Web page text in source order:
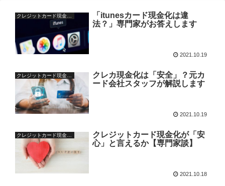
クレジットカード現金化の疑問
「itunesカード現金化は違
法？」専門家がお答えします
2021.10.19
クレジットカード現金化の基本
クレカ現金化は「安全」？元カ
ード会社スタッフが解説します
2021.10.19
クレジットカード現金化の基本
クレジットカード現金化が「安
心」と言えるか【専門家談】
2021.10.18